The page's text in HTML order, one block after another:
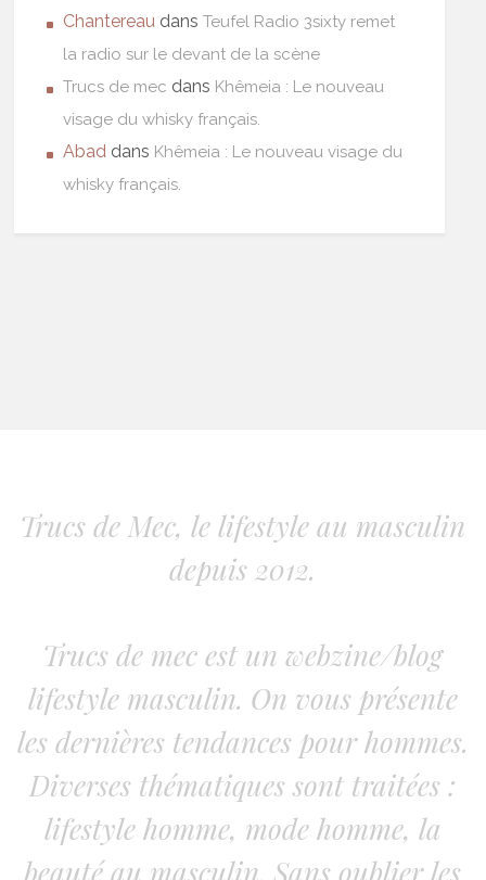
Chantereau dansTeufel Radio 3sixty remet
la radio sur le devant de la scène
Trucs de mec dans Khêmeia : Le nouveau
visage du whisky français.
Abad dans Khêmeia : Le nouveau visage du
whisky français.
Trucs de Mec, le lifestyle au masculin
depuis 2012.
Trucs de mec est un webzine/blog
lifestyle masculin. On vous présente
les dernières tendances pour hommes.
Diverses thématiques sont traitées :
lifestyle homme, mode homme, la
beauté au masculin. Sans oublier les